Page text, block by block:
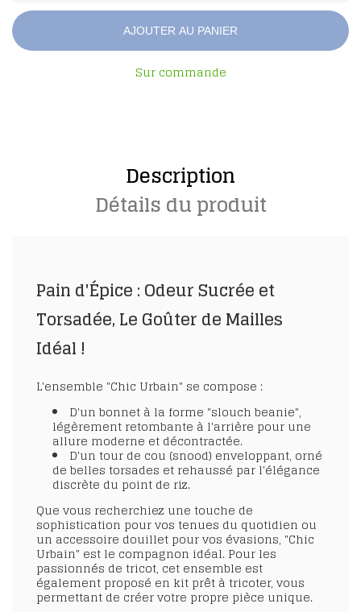
AJOUTER AU PANIER
Sur commande
Description
Détails du produit
Pain d'Épice : Odeur Sucrée et
Torsadée, Le Goûter de Mailles
Idéal !
L'ensemble "Chic Urbain" se compose :
D'un bonnet à la forme "slouch beanie",
légèrement retombante à l'arrière pour une
allure moderne et décontractée.
D'un tour de cou (snood) enveloppant, orné
de belles torsades et rehaussé par l'élégance
discrète du point de riz.
Que vous recherchiez une touche de
sophistication pour vos tenues du quotidien ou
un accessoire douillet pour vos évasions, "Chic
Urbain" est le compagnon idéal. Pour les
passionnés de tricot, cet ensemble est
également proposé en kit prêt à tricoter, vous
permettant de créer votre propre pièce unique.